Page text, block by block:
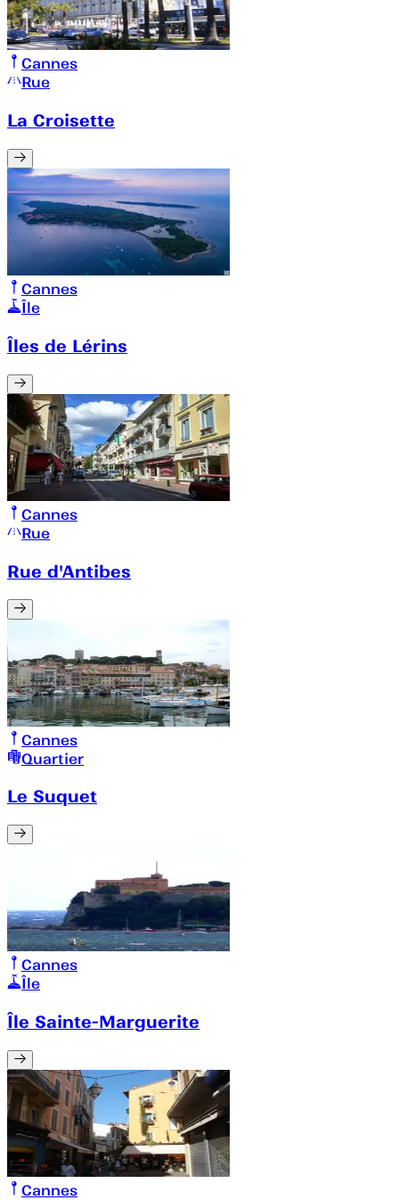
Cannes
Rue
La Croisette
Cannes
Île
Îles de Lérins
Cannes
Rue
Rue d'Antibes
Cannes
Quartier
Le Suquet
Cannes
Île
Île Sainte-Marguerite
Cannes